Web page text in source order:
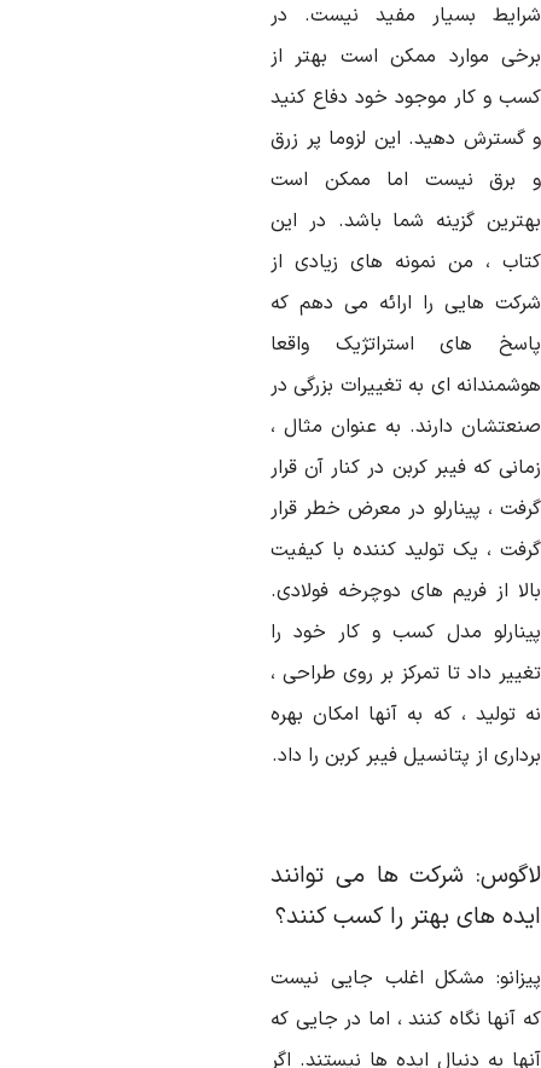
بسیار مفید نیست. در
موارد ممکن است بهتر از
و کار موجود خود دفاع کنید
گسترش دهید. این لزوما پر زرق
برق نیست اما ممکن است
گزینه شما باشد. در این
، من نمونه های زیادی از
هایی را ارائه می دهم که
های استراتژیک واقعا
ای به تغییرات بزرگی در
دارند. به عنوان مثال ،
که فیبر کربن در کنار آن قرار
، پینارلو در معرض خطر قرار
، یک تولید کننده با کیفیت
از فریم های دوچرخه فولادی.
مدل کسب و کار خود را
داد تا تمرکز بر روی طراحی ،
تولید ، که به آنها امکان بهره
از پتانسیل فیبر کربن را داد.
شرکت ها می توانند
های بهتر را کسب کنند؟
مشکل اغلب جایی نیست
آنها نگاه کنند ، اما در جایی که
به دنبال ایده ها نیستند. اگر